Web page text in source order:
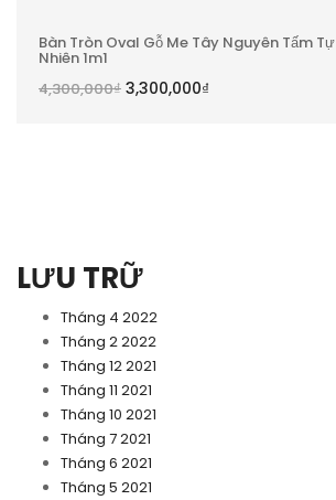
LƯU TRỮ
Tháng 4 2022
Tháng 2 2022
Tháng 12 2021
Tháng 11 2021
Tháng 10 2021
Tháng 7 2021
Tháng 6 2021
Tháng 5 2021
Bàn Tròn Oval Gỗ Me Tây Nguyên Tấm Tự
Nhiên 1m1
4,300,000₫ 3,300,000₫